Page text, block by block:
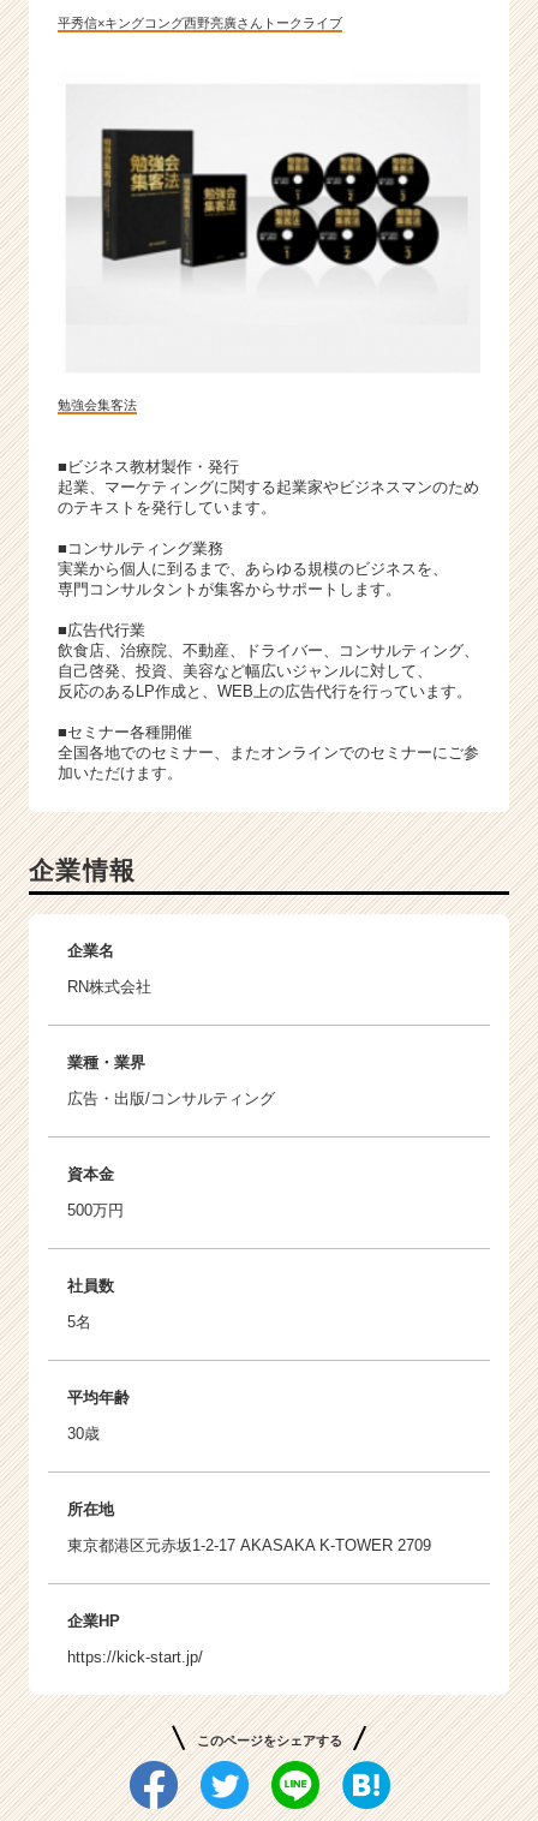
平秀信×キングコング西野亮廣さんトークライブ
勉強会集客法
■ビジネス教材製作・発行
起業、マーケティングに関する起業家やビジネスマンのため
のテキストを発行しています。
■コンサルティング業務
実業から個人に到るまで、あらゆる規模のビジネスを、
専門コンサルタントが集客からサポートします。
■広告代行業
飲食店、治療院、不動産、ドライバー、コンサルティング、
自己啓発、投資、美容など幅広いジャンルに対して、
反応のあるLP作成と、WEB上の広告代行を行っています。
■セミナー各種開催
全国各地でのセミナー、またオンラインでのセミナーにご参
加いただけます。
企業情報
企業名
RN株式会社
業種・業界
広告・出版/コンサルティング
資本金
500万円
社員数
5名
平均年齢
30歳
所在地
東京都港区元赤坂1-2-17 AKASAKA K-TOWER 2709
企業HP
https://kick-start.jp/
このページをシェアする